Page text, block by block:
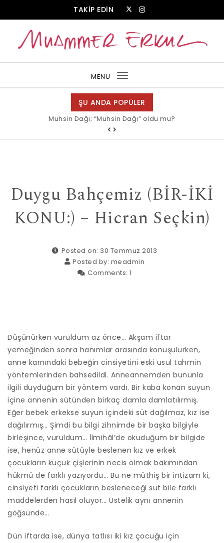
TAKİP EDİN
MENU
Toggle
navigation
ŞU ANDA POPÜLER
Muhsin Dağı; “Muhsin Dağı” oldu mu?
Duygu Bahçemiz (BİR-İKİ
KONU:) – Hicran Seçkin)
Posted on: 30 Temmuz 2013
Posted by: meadmin
Comments: 1
Düşünürken vuruldum az önce… Akşam iftar
yemeğinden sonra hanımlar arasında konuşulurken,
anne karnındaki bebeğin cinsiyetini eski usul tahmin
yöntemlerinden bahsedildi. Anneannemden bununla
ilgili duyduğum bir yöntem vardı. Bir kaba konan suyun
içine annenin sütünden birkaç damla damlatılırmış.
Eğer bebek erkekse suyun içindeki süt dağılmaz, kız ise
dağılırmış… Şimdi bu bilgi zihnimde bir başka bilgiyle
birleşince, vuruldum… İlmihâl’de okuduğum bir bilgide
ise, henüz anne sütüyle beslenen kız ve erkek
çocukların küçük çişlerinin necis olmak bakımından
hükmü de farklı yazıyordu… Bu ne müthiş bir intizam ki,
cinsiyeti farklı çocukların besleneceği süt bile farklı
maddelerden hasıl oluyor… Üstelik aynı annenin
göğsünde…
Dün iftarda ise, dünya tatlısı iki kız çocuğu için